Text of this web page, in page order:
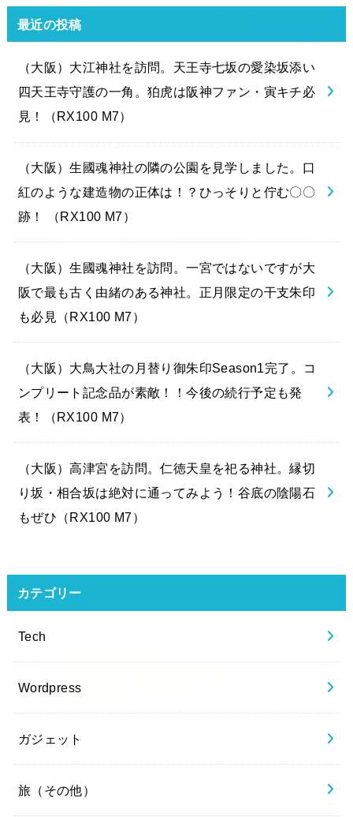
最近の投稿
（大阪）大江神社を訪問。天王寺七坂の愛染坂添い
四天王寺守護の一角。狛虎は阪神ファン・寅キチ必
見！（RX100 M7）
（大阪）生國魂神社の隣の公園を見学しました。口
紅のような建造物の正体は！？ひっそりと佇む〇〇
跡！ （RX100 M7）
（大阪）生國魂神社を訪問。一宮ではないですが大
阪で最も古く由緒のある神社。正月限定の干支朱印
も必見（RX100 M7）
（大阪）大鳥大社の月替り御朱印Season1完了。コ
ンプリート記念品が素敵！！今後の続行予定も発
表！（RX100 M7）
（大阪）高津宮を訪問。仁徳天皇を祀る神社。縁切
り坂・相合坂は絶対に通ってみよう！谷底の陰陽石
もぜひ（RX100 M7）
カテゴリー
Tech
Wordpress
ガジェット
旅（その他）